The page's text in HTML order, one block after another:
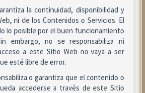
la continuidad, disponibilidad y
ni de los Contenidos o Servicios. El
lo posible por el buen funcionamiento
embargo, no se responsabiliza ni
a este Sitio Web no vaya a ser
esté libre de error.
o garantiza que el contenido o
accederse a través de este Sitio